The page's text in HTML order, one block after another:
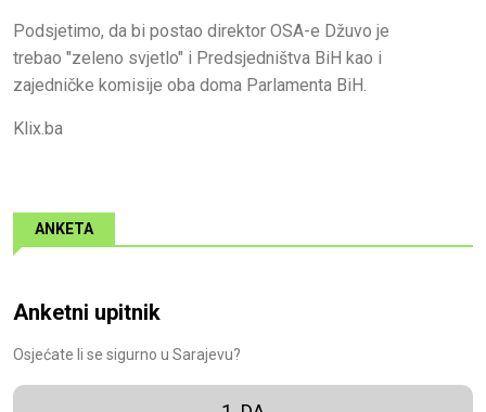
Podsjetimo, da bi postao direktor OSA-e Džuvo je
trebao "zeleno svjetlo" i Predsjedništva BiH kao i
zajedničke komisije oba doma Parlamenta BiH.
Klix.ba
ANKETA
Anketni upitnik
Osjećate li se sigurno u Sarajevu?